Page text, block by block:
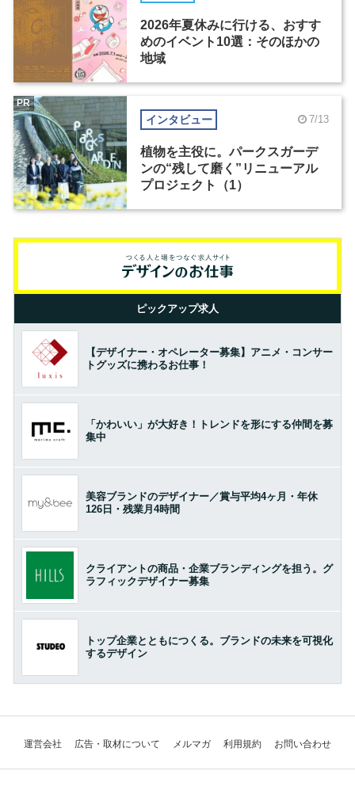
2026年夏休みに行ける、おすす
めのイベント10選：そのほかの
地域
インタビュー 7/13
植物を主役に。パークスガーデ
ンの“残して磨く”リニューアル
プロジェクト（1）
PR
ピックアップ求人
【デザイナー・オペレーター募集】アニメ・コンサー
トグッズに携わるお仕事！
「かわいい」が大好き！トレンドを形にする仲間を募
集中
美容ブランドのデザイナー／賞与平均4ヶ月・年休
126日・残業月4時間
クライアントの商品・企業ブランディングを担う。グ
ラフィックデザイナー募集
トップ企業とともにつくる。ブランドの未来を可視化
するデザイン
運営会社 広告・取材について メルマガ 利用規約 お問い合わせ